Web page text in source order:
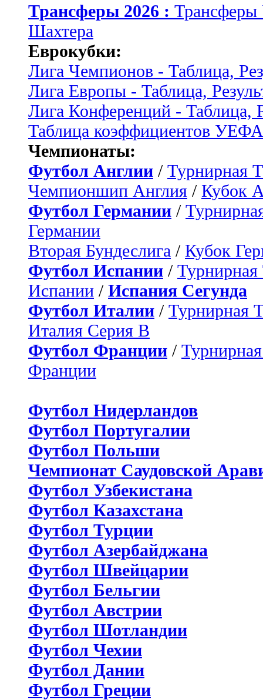
Трансферы 2026 :
Шахтера
Еврокубки:
Лига Чемпионов - Таблица,
Лига Европы - Таблица,
Лига Конференций - Таблица,
Таблица коэффициентов УЕФА
Чемпионаты:
Футбол Англии / Турнирная
Чемпионшип Англия / Кубок
Футбол Германии /
Германии
Вторая Бундеслига / Кубок
Футбол Испании / Турнирная
Испании / Испания Сегунда
Футбол Италии / Турнирная
Италия Серия B
Футбол Франции /
Франции
Футбол Нидерландов
Футбол Португалии
Футбол Польши
Чемпионат Саудовской
Футбол Узбекистана
Футбол Казахстана
Футбол Турции
Футбол Азербайджана
Футбол Швейцарии
Футбол Бельгии
Футбол Австрии
Футбол Шотландии
Футбол Чехии
Футбол Дании
Футбол Греции